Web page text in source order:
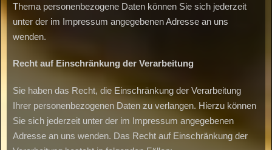
Thema personenbezogene Daten können Sie sich jederzeit
unter der im Impressum angegebenen Adresse an uns
wenden.
Recht auf Einschränkung der Verarbeitung
Sie haben das Recht, die Einschränkung der Verarbeitung
Ihrer personenbezogenen Daten zu verlangen. Hierzu können
Sie sich jederzeit unter der im Impressum angegebenen
Adresse an uns wenden. Das Recht auf Einschränkung der